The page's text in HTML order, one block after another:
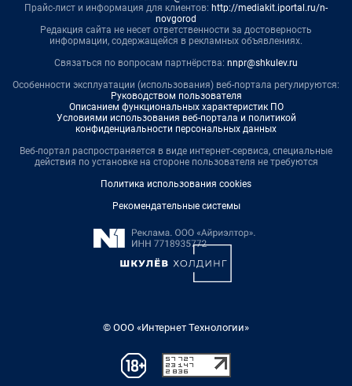
Прайс-лист и информация для клиентов: http://mediakit.iportal.ru/n-
novgorod
Редакция сайта не несет ответственности за достоверность
информации, содержащейся в рекламных объявлениях.
Связаться по вопросам партнёрства: nnpr@shkulev.ru
Особенности эксплуатации (использования) веб-портала регулируются:
Руководством пользователя
Описанием функциональных характеристик ПО
Условиями использования веб-портала и политикой
конфиденциальности персональных данных
Веб-портал распространяется в виде интернет-сервиса, специальные
действия по установке на стороне пользователя не требуются
Политика использования cookies
Рекомендательные системы
© ООО «Интернет Технологии»